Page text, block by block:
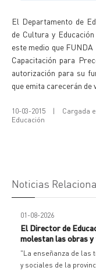
El Departamento de
de Cultura y
este medio que
Capacitación para
autorización para su
que emita carecerán de
10-03-2015 | Cargada
Educación
Noticias
01-08-2026
El Director de
molestan las obras
"La enseñanza de las
y sociales de la